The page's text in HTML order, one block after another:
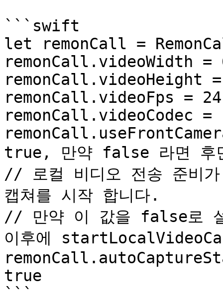
```swift
let remonCall =
remonCall.videoWidth =
remonCall.videoHeight
remonCall.videoFps = 24
remonCall.videoCodec =
true, 만약 false 라면 후
// 로컬 비디오 전송 준비
캡쳐를 시작 합니다.
// 만약 이 값을 false로
이후에
true
```